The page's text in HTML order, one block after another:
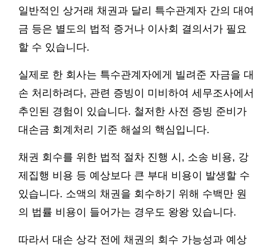
일반적인 상거래 채권과 달리 특수관계자 간의 대여
금 등은 별도의 법적 증거나 이사회 결의서가 필요
할 수 있습니다.
실제로 한 회사는 특수관계자에게 빌려준 자금을 대
손 처리하려다, 관련 증빙이 미비하여 세무조사에서
추인된 경험이 있습니다. 철저한 사전 증빙 준비가
대손금 회계처리 기준 해설의 핵심입니다.
채권 회수를 위한 법적 절차 진행 시, 소송 비용, 강
제집행 비용 등 예상보다 큰 부대 비용이 발생할 수
있습니다. 소액의 채권을 회수하기 위해 수백만 원
의 법률 비용이 들어가는 경우도 왕왕 있습니다.
따라서 대손 상각 전에 채권의 회수 가능성과 예상